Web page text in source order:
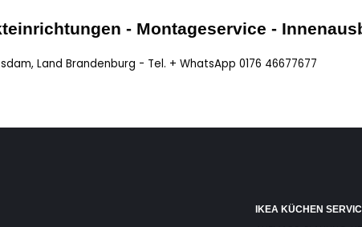
- Montageservice -
Land Brandenburg - Tel. + WhatsApp 0176 46677677
IKEA KÜCHEN